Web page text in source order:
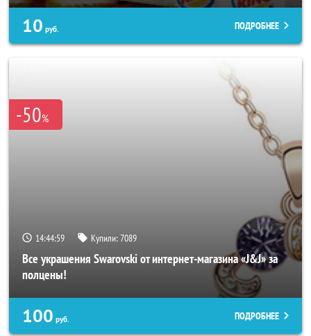
10 руб. ПОДРОБНЕЕ
-50%
14:44:56 Купили:7089
Все украшения Swarovski от интернет-магазина «J&J» за
полцены!
100 руб. ПОДРОБНЕЕ